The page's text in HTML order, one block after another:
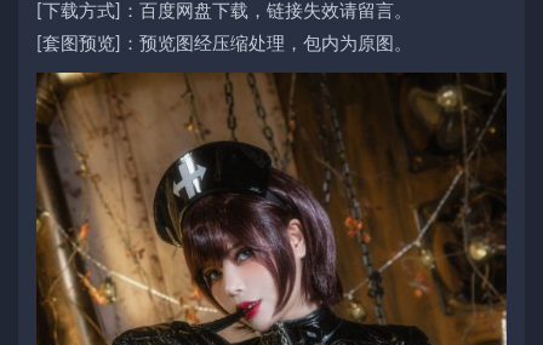
[下载方式]：百度网盘下载，链接失效请留言。
[套图预览]：预览图经压缩处理，包内为原图。